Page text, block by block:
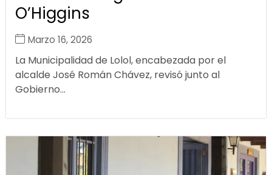
O’Higgins
Marzo 16, 2026
La Municipalidad de Lolol, encabezada por el
alcalde José Román Chávez, revisó junto al
Gobierno...